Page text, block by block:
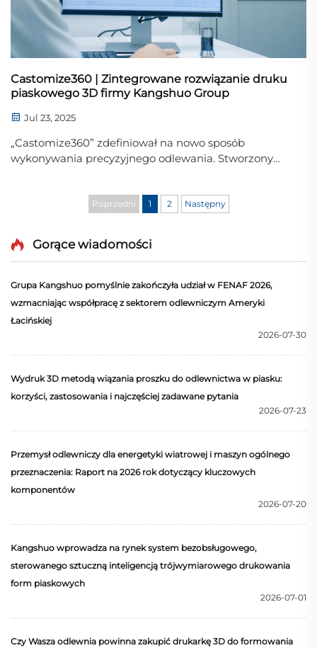
Castomize360 | Zintegrowane rozwiązanie druku
piaskowego 3D firmy Kangshuo Group
Jul 23, 2025
„Castomize360” zdefiniował na nowo sposób
wykonywania precyzyjnego odlewania. Stworzony
odlewanie, obróbkę, inspekcję i iterację w jednej,
pomysły w metal — szybciej, inteligentniej i bardziej
przyjazną dla środowiska metodą.
Poprzedni 1 2 Następny
Gorące wiadomości
Grupa Kangshuo pomyślnie zakończyła udział w FENAF 2026,
wzmacniając współpracę z sektorem odlewniczym Ameryki
Łacińskiej
2026-07-30
Wydruk 3D metodą wiązania proszku do odlewnictwa w piasku:
korzyści, zastosowania i najczęściej zadawane pytania
2026-07-23
Przemysł odlewniczy dla energetyki wiatrowej i maszyn ogólnego
przeznaczenia: Raport na 2026 rok dotyczący kluczowych
komponentów
2026-07-20
Kangshuo wprowadza na rynek system bezobsługowego,
sterowanego sztuczną inteligencją trójwymiarowego drukowania
form piaskowych
2026-07-01
Czy Wasza odlewnia powinna zakupić drukarkę 3D do formowania